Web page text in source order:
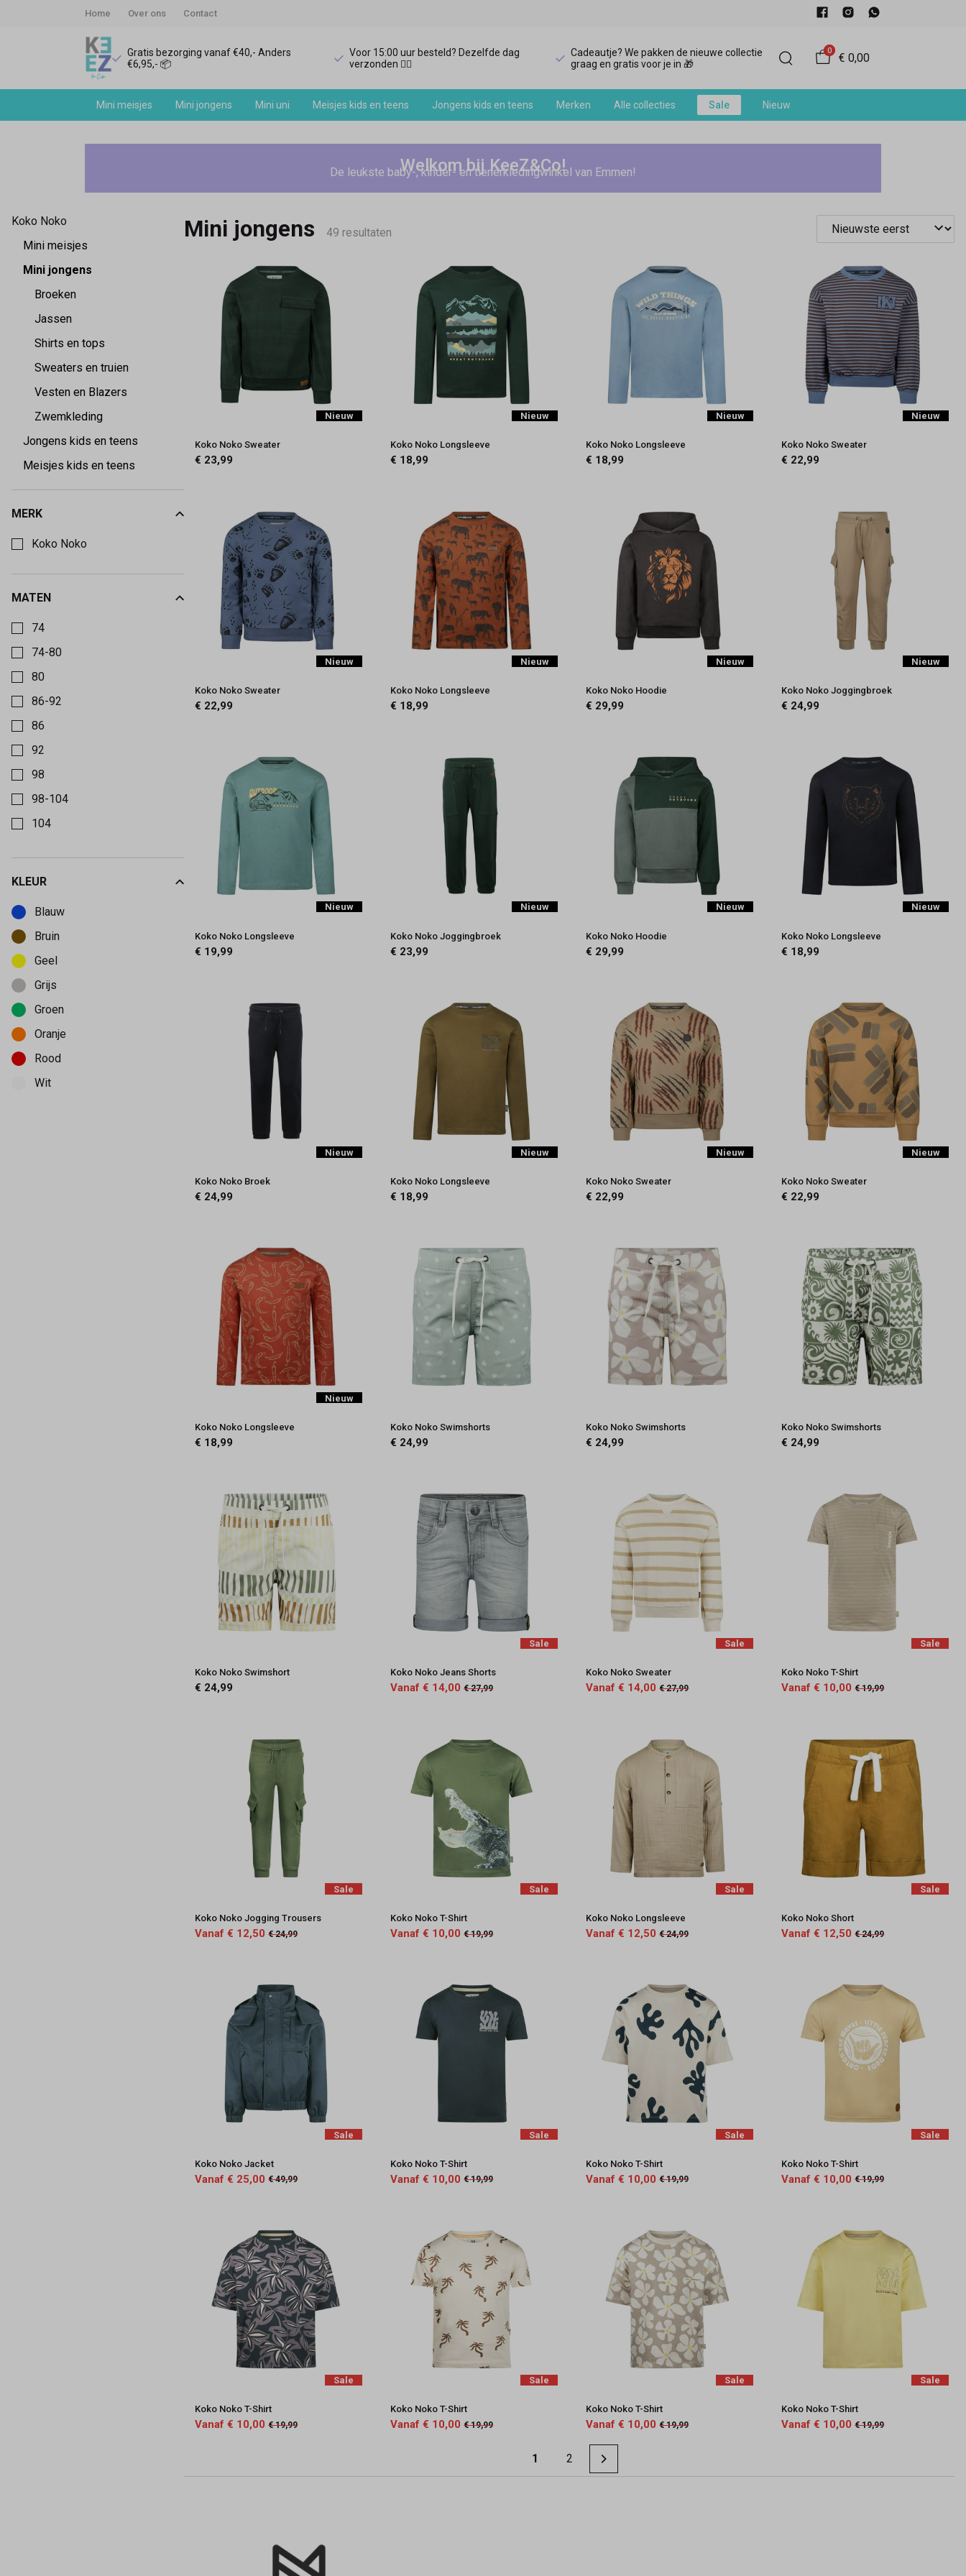
Home Over ons Contact
Gratis bezorging vanaf €40,- Anders
€6,95,- 📦
Voor 15:00 uur besteld? Dezelfde dag
verzonden 🏃‍♀️
Cadeautje? We pakken de nieuwe collectie
graag en gratis voor je in 🎁
0
€ 0,00
Mini meisjes Mini jongens Mini uni Meisjes kids en teens Jongens kids en teens Merken Alle collecties Sale Nieuw
mini
jongens
Keez&Co
Welkom bij KeeZ&Co!
De leukste baby-, kinder- en tienerkledingwinkel van Emmen!
Koko Noko
Mini meisjes
Mini jongens
Broeken
Jassen
Shirts en tops
Sweaters en truien
Vesten en Blazers
Zwemkleding
Jongens kids en teens
Meisjes kids en teens
MERK
Koko Noko
MATEN
74
74-80
80
86-92
86
92
98
98-104
104
134
KLEUR
Blauw
Bruin
Geel
Grijs
Groen
Oranje
Rood
Wit
Mini jongens 49 resultaten
Nieuw
Koko Noko Sweater
€ 23,99
Nieuw
Koko Noko Longsleeve
€ 18,99
Nieuw
Koko Noko Longsleeve
€ 18,99
Nieuw
Koko Noko Sweater
€ 22,99
Nieuw
Koko Noko Sweater
€ 22,99
Nieuw
Koko Noko Longsleeve
€ 18,99
Nieuw
Koko Noko Hoodie
€ 29,99
Nieuw
Koko Noko Joggingbroek
€ 24,99
Nieuw
Koko Noko Longsleeve
€ 19,99
Nieuw
Koko Noko Joggingbroek
€ 23,99
Nieuw
Koko Noko Hoodie
€ 29,99
Nieuw
Koko Noko Longsleeve
€ 18,99
Nieuw
Koko Noko Broek
€ 24,99
Nieuw
Koko Noko Longsleeve
€ 18,99
Nieuw
Koko Noko Sweater
€ 22,99
Nieuw
Koko Noko Sweater
€ 22,99
Nieuw
Koko Noko Longsleeve
€ 18,99
Koko Noko Swimshorts
€ 24,99
Koko Noko Swimshorts
€ 24,99
Koko Noko Swimshorts
€ 24,99
Koko Noko Swimshort
€ 24,99
Sale
Koko Noko Jeans Shorts
Vanaf € 14,00 € 27,99
Sale
Koko Noko Sweater
Vanaf € 14,00 € 27,99
Sale
Koko Noko T-Shirt
Vanaf € 10,00 € 19,99
Sale
Koko Noko Jogging Trousers
Vanaf € 12,50 € 24,99
Sale
Koko Noko T-Shirt
Vanaf € 10,00 € 19,99
Sale
Koko Noko Longsleeve
Vanaf € 12,50 € 24,99
Sale
Koko Noko Short
Vanaf € 12,50 € 24,99
Sale
Koko Noko Jacket
Vanaf € 25,00 € 49,99
Sale
Koko Noko T-Shirt
Vanaf € 10,00 € 19,99
Sale
Koko Noko T-Shirt
Vanaf € 10,00 € 19,99
Sale
Koko Noko T-Shirt
Vanaf € 10,00 € 19,99
Sale
Koko Noko T-Shirt
Vanaf € 10,00 € 19,99
Sale
Koko Noko T-Shirt
Vanaf € 10,00 € 19,99
Sale
Koko Noko T-Shirt
Vanaf € 10,00 € 19,99
Sale
Koko Noko T-Shirt
Vanaf € 10,00 € 19,99
1 2